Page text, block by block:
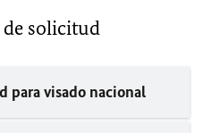
solicitud
para visado nacional